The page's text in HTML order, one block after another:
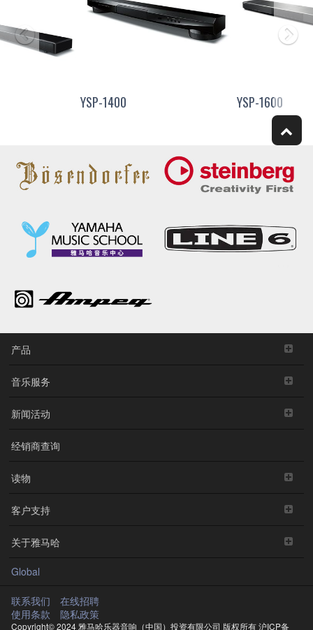
YSP-1400 YSP-1600
产品
音乐服务
新闻活动
经销商查询
读物
客户支持
关于雅马哈
Global
联系我们
在线招聘
使用条款
隐私政策
Copyright© 2024 雅马哈乐器音响（中国）投资有限公司 版权所有沪ICP备